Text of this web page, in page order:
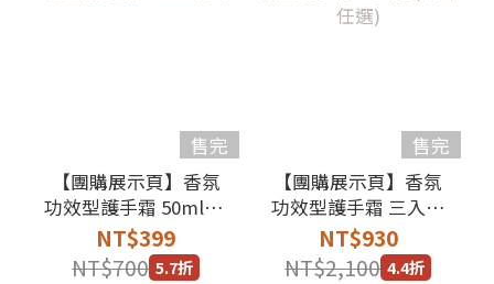
售完
【團購展示頁】香氛
功效型護手霜 50ml 單
入
NT$399
NT$700 5.7折
售完
【團購展示頁】香氛
功效型護手霜 三入組
(氣味任選)
NT$930
NT$2,100 4.4折